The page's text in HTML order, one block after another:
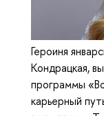
Героиня
Кондрацкая,
программы
карьерный